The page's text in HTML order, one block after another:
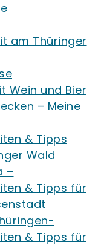
am Thüringer
Wein und Bier
– Meine
& Tipps
Wald
–
& Tipps für
& Tipps für